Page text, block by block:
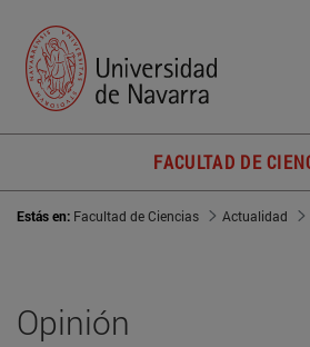
FACULTAD DE
Estás en: Facultad de Ciencias Actualidad
Opinión